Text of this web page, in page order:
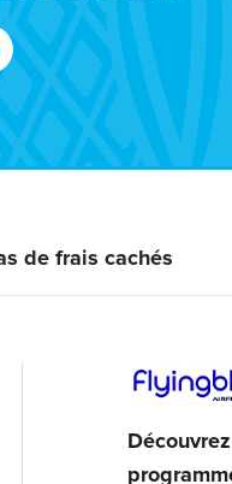
de frais cachés